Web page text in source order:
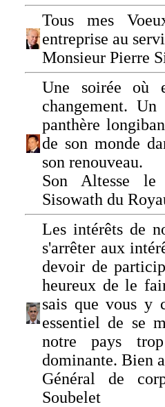
Tous mes
entreprise au
Monsieur Pierre
Une soirée où
changement.
panthère
de son monde
son renouveau.
Son Altesse le
Sisowath du
Les intérêts de
s'arrêter aux
devoir de
heureux de le
sais que vous y
essentiel de se
notre pays
dominante. Bien
Général de
Soubelet